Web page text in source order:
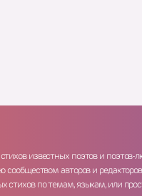
известных поэтов и поэтов-
сообществом авторов и
стихов по темам, языкам, или